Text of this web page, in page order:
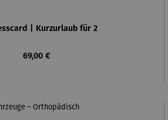
| Kurzurlaub für 2
Regulärer Preis:
69,00 €